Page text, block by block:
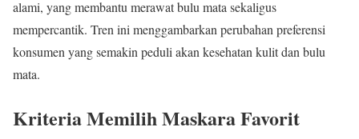
alami, yang membantu merawat bulu mata sekaligus
mempercantik. Tren ini menggambarkan perubahan preferensi
konsumen yang semakin peduli akan kesehatan kulit dan bulu
mata.
Kriteria Memilih Maskara Favorit